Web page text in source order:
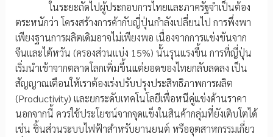
ในระยะถัดไปผู้ประกอบการไทยและภาครัฐจำเป็นต้อง
ตระหนักว่า โครงสร้างการค้ากับญี่ปุ่นกำลังเปลี่ยนไป การพึ่งพา
เพียงฐานการผลิตเดิมอาจไม่เพียงพอ เนื่องจากการแข่งขันจาก
จีนและไต้หวัน (ครองส่วนแบ่ง 15%) นั้นรุนแรงขึ้น การที่ญี่ปุ่น
เริ่มนำเข้าจากตลาดโลกเพิ่มขึ้นแต่ยอดของไทยกลับลดลง เป็น
สัญญาณเตือนให้เราต้องเร่งปรับปรุงประสิทธิภาพการผลิต
(Productivity) และยกระดับเทคโนโลยีเพื่อหนีคู่แข่งด้านราคา
นอกจากนี้ ควรใช้ประโยชน์จากจุดแข็งในสินค้ากลุ่มที่ยังเติบโตได้
เช่น ชิ้นส่วนระบบไฟฟ้าสำหรับยานยนต์ หรืออุตสาหกรรมเกี่ยว